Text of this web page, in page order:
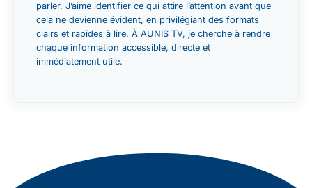
parler. J’aime identifier ce qui attire l’attention avant que
cela ne devienne évident, en privilégiant des formats
clairs et rapides à lire. À AUNIS TV, je cherche à rendre
chaque information accessible, directe et
immédiatement utile.